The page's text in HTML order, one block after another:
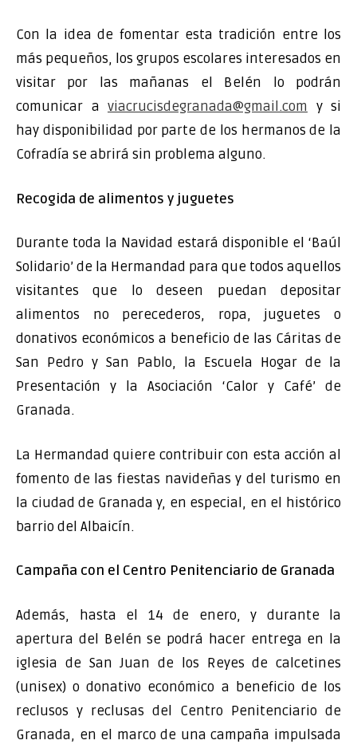
Con la idea de fomentar esta tradición entre los
más pequeños, los grupos escolares interesados en
visitar por las mañanas el Belén lo podrán
comunicar a viacrucisdegranada@gmail.com y si
hay disponibilidad por parte de los hermanos de la
Cofradía se abrirá sin problema alguno.
Recogida de alimentos y juguetes
Durante toda la Navidad estará disponible el ‘Baúl
Solidario’ de la Hermandad para que todos aquellos
visitantes que lo deseen puedan depositar
alimentos no perecederos, ropa, juguetes o
donativos económicos a beneficio de las Cáritas de
San Pedro y San Pablo, la Escuela Hogar de la
Presentación y la Asociación ‘Calor y Café’ de
Granada.
La Hermandad quiere contribuir con esta acción al
fomento de las fiestas navideñas y del turismo en
la ciudad de Granada y, en especial, en el histórico
barrio del Albaicín.
Campaña con el Centro Penitenciario de Granada
Además, hasta el 14 de enero, y durante la
apertura del Belén se podrá hacer entrega en la
iglesia de San Juan de los Reyes de calcetines
(unisex) o donativo económico a beneficio de los
reclusos y reclusas del Centro Penitenciario de
Granada, en el marco de una campaña impulsada